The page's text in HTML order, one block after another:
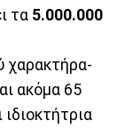
τα 5.000.000
χαρακτήρα-
ακόμα 65